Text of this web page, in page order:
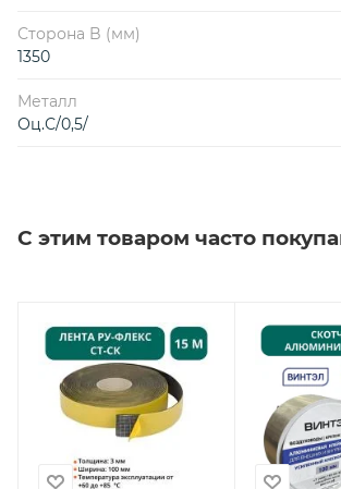
Сторона B (мм)
1350
Металл
Оц.С/0,5/
С этим товаром часто